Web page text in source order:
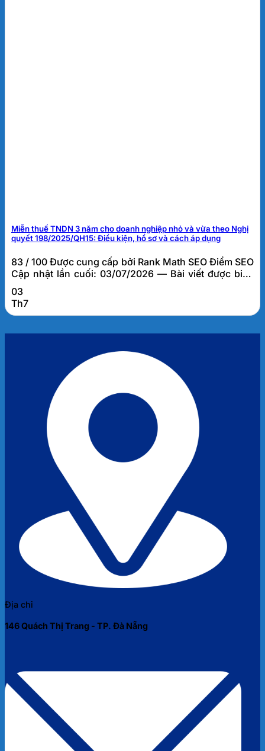
Miễn thuế TNDN 3 năm cho doanh nghiệp nhỏ và vừa theo Nghị
quyết 198/2025/QH15: Điều kiện, hồ sơ và cách áp dụng
83 / 100 Được cung cấp bởi Rank Math SEO Điểm SEO
Cập nhật lần cuối: 03/07/2026 — Bài viết được biên
soạn bởi đội ngũ tư vấn thuế FATO, dựa trên kinh
nghiệm thực tế hỗ trợ hơn 1.000 doanh nghiệp tại Đà
Nẵng và khu vực miền Trung. Miễn thuế TNDN 3 năm
03
Th7
Địa chỉ
146 Quách Thị Trang - TP. Đà Nẵng